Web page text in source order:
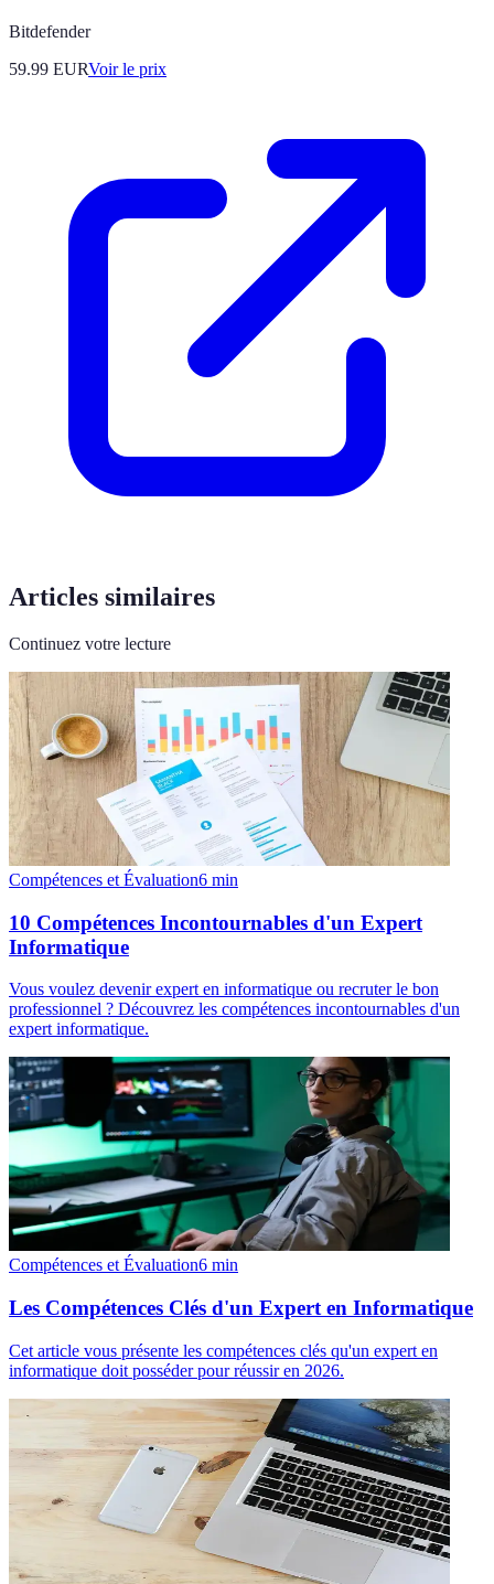
Bitdefender
59.99 EURVoir le prix
Articles similaires
Continuez votre lecture
Compétences et Évaluation6 min
10 Compétences Incontournables d'un Expert
Informatique
Vous voulez devenir expert en informatique ou recruter le bon
professionnel ? Découvrez les compétences incontournables d'un
expert informatique.
Compétences et Évaluation6 min
Les Compétences Clés d'un Expert en Informatique
Cet article vous présente les compétences clés qu'un expert en
informatique doit posséder pour réussir en 2026.